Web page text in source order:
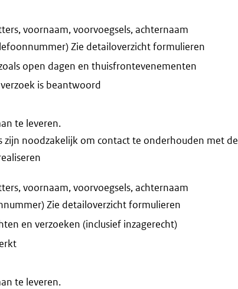
voornaam, voorvoegsels, achternaam
Zie detailoverzicht formulieren
open dagen en thuisfrontevenementen
is beantwoord
te leveren.
zijn noodzakelijk om contact te onderhouden met de
voornaam, voorvoegsels, achternaam
Zie detailoverzicht formulieren
en verzoeken (inclusief inzagerecht)
te leveren.